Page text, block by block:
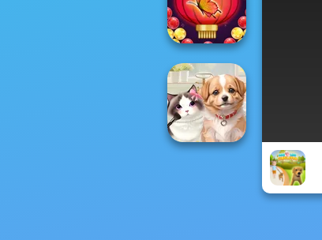
Pet Salon 2
Bubble Shooter
Butterfly